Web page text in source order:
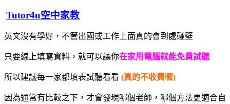
Tutor4u空中家教
英文沒有學好，不管出國或工作上面真的會到處碰壁
只要線上填寫資料，就可以讓你在家用電腦就能免費試聽
所以建議每一家都填表試聽看看 (真的不收費喔)
因為通常有比較之下，才會發現哪個老師，哪個方法更適合自